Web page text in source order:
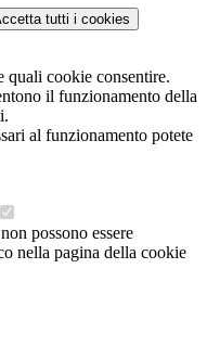
tutti i cookies
quali cookie consentire.
il funzionamento della
al funzionamento potete
possono essere
nella pagina della cookie